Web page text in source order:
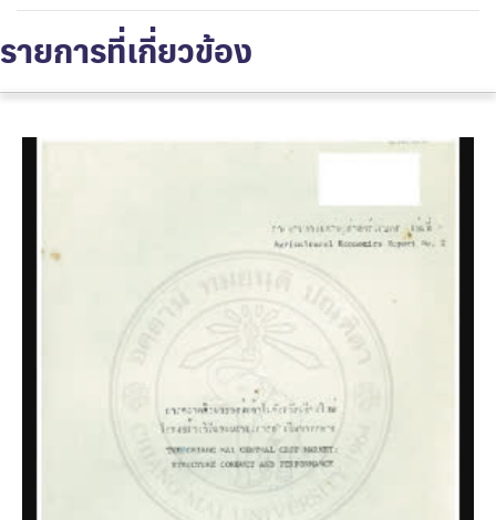
รายการที่เกี่ยวข้อง